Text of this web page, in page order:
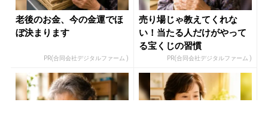
老後のお金、今の金運でほ
ぼ決まります
PR(合同会社デジタルファーム )
売り場じゃ教えてくれな
い！当たる人だけがやって
る宝くじの習慣
PR(合同会社デジタルファーム )